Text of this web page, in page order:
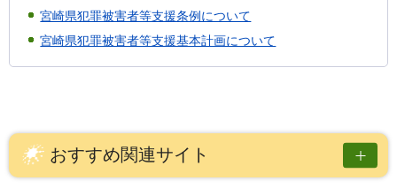
宮崎県犯罪被害者等支援条例について
宮崎県犯罪被害者等支援基本計画について
おすすめ関連サイト